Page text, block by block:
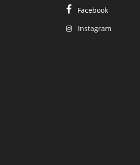
Facebook
Instagram